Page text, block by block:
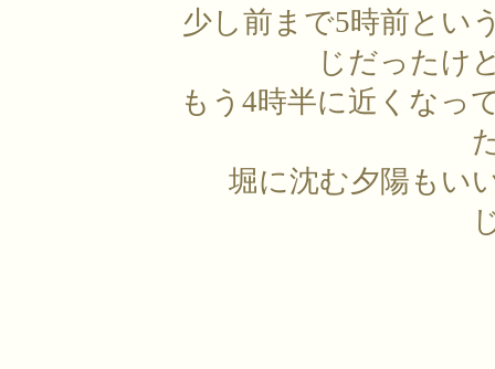
少し前まで5時前とい
じだったけ
もう4時半に近くなっ
堀に沈む夕陽もい